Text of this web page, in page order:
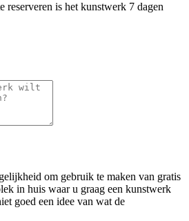
reserveren is het kunstwerk 7 dagen
om gebruik te maken van gratis
in huis waar u graag een kunstwerk
goed een idee van wat de